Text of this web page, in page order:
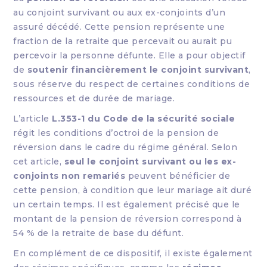
au conjoint survivant ou aux ex-conjoints d’un
assuré décédé. Cette pension représente une
fraction de la retraite que percevait ou aurait pu
percevoir la personne défunte. Elle a pour objectif
de soutenir financièrement le conjoint survivant,
sous réserve du respect de certaines conditions de
ressources et de durée de mariage.
L’article L.353-1 du Code de la sécurité sociale
régit les conditions d’octroi de la pension de
réversion dans le cadre du régime général. Selon
cet article, seul le conjoint survivant ou les ex-
conjoints non remariés peuvent bénéficier de
cette pension, à condition que leur mariage ait duré
un certain temps. Il est également précisé que le
montant de la pension de réversion correspond à
54 % de la retraite de base du défunt.
En complément de ce dispositif, il existe également